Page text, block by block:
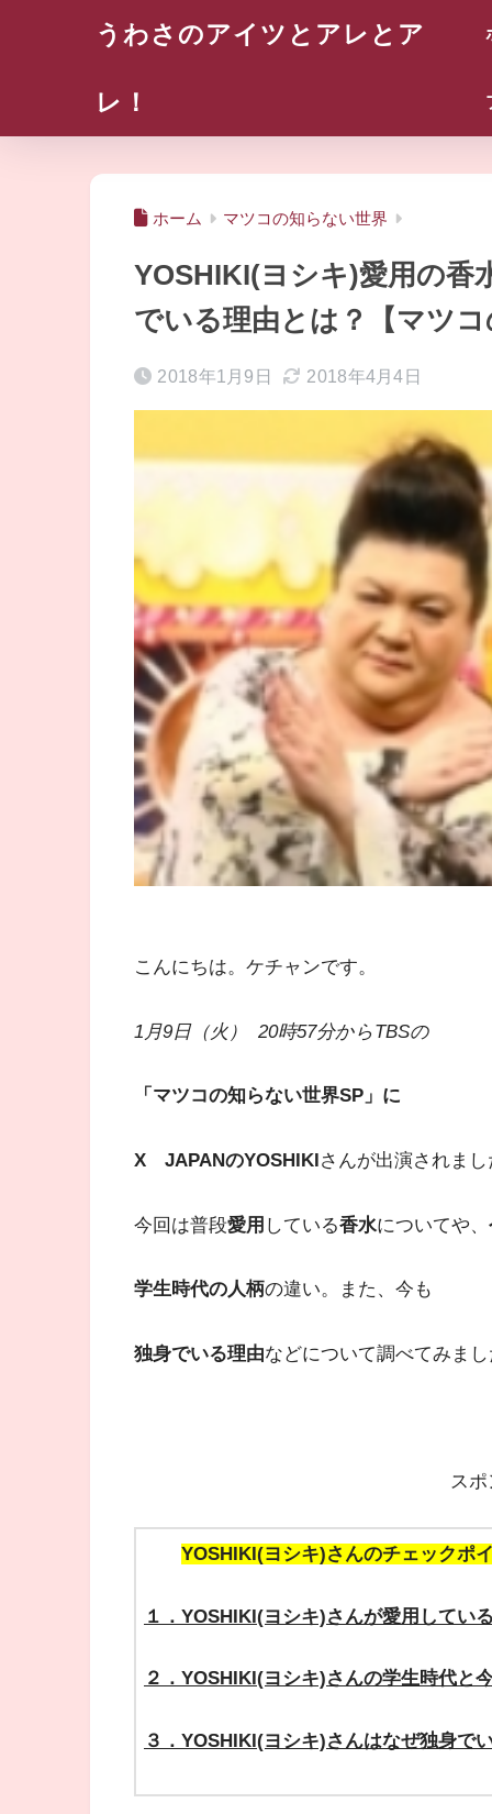
うわさのアイツとアレとア
レ！
ホーム マツコの知らない世界
YOSHIKI(ヨシキ)愛用の香
でいる理由とは？【マツコ
2018年1月9日 2018年4月4日
こんにちは。ケチャンです。
1月9日（火） 20時57分からTBSの
「マツコの知らない世界SP」に
X JAPANのYOSHIKIさんが出演されまし
今回は普段愛用 している香水についてや、
学生時代の人柄の違い。また、今も
独身でいる理由などについて調べてみまし
スポ
YOSHIKI(ヨシキ)さんのチェックポ
１．YOSHIKI(ヨシキ)さんが愛用してい
２．YOSHIKI(ヨシキ)さんの学生時代と
３．YOSHIKI(ヨシキ)さんはなぜ独身で